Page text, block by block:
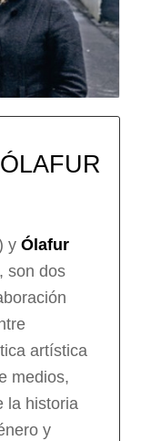
y Ólafur
son dos
artística
medios,
la historia
y